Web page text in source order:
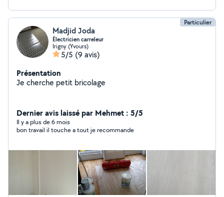
Particulier
Madjid Joda
Électricien carreleur
Irigny (Yvours)
5/5 (9 avis)
Présentation
Je cherche petit bricolage
Dernier avis laissé par Mehmet : 5/5
Il y a plus de 6 mois
bon travail il touche a tout je recommande